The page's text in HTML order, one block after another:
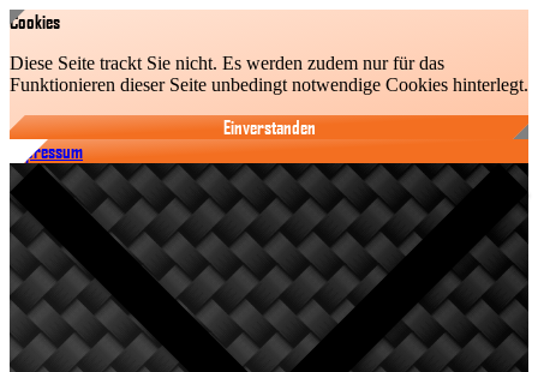
Cookies
Diese Seite trackt Sie nicht. Es werden zudem nur für das
Funktionieren dieser Seite unbedingt notwendige Cookies hinterlegt.
Einverstanden
Impressum